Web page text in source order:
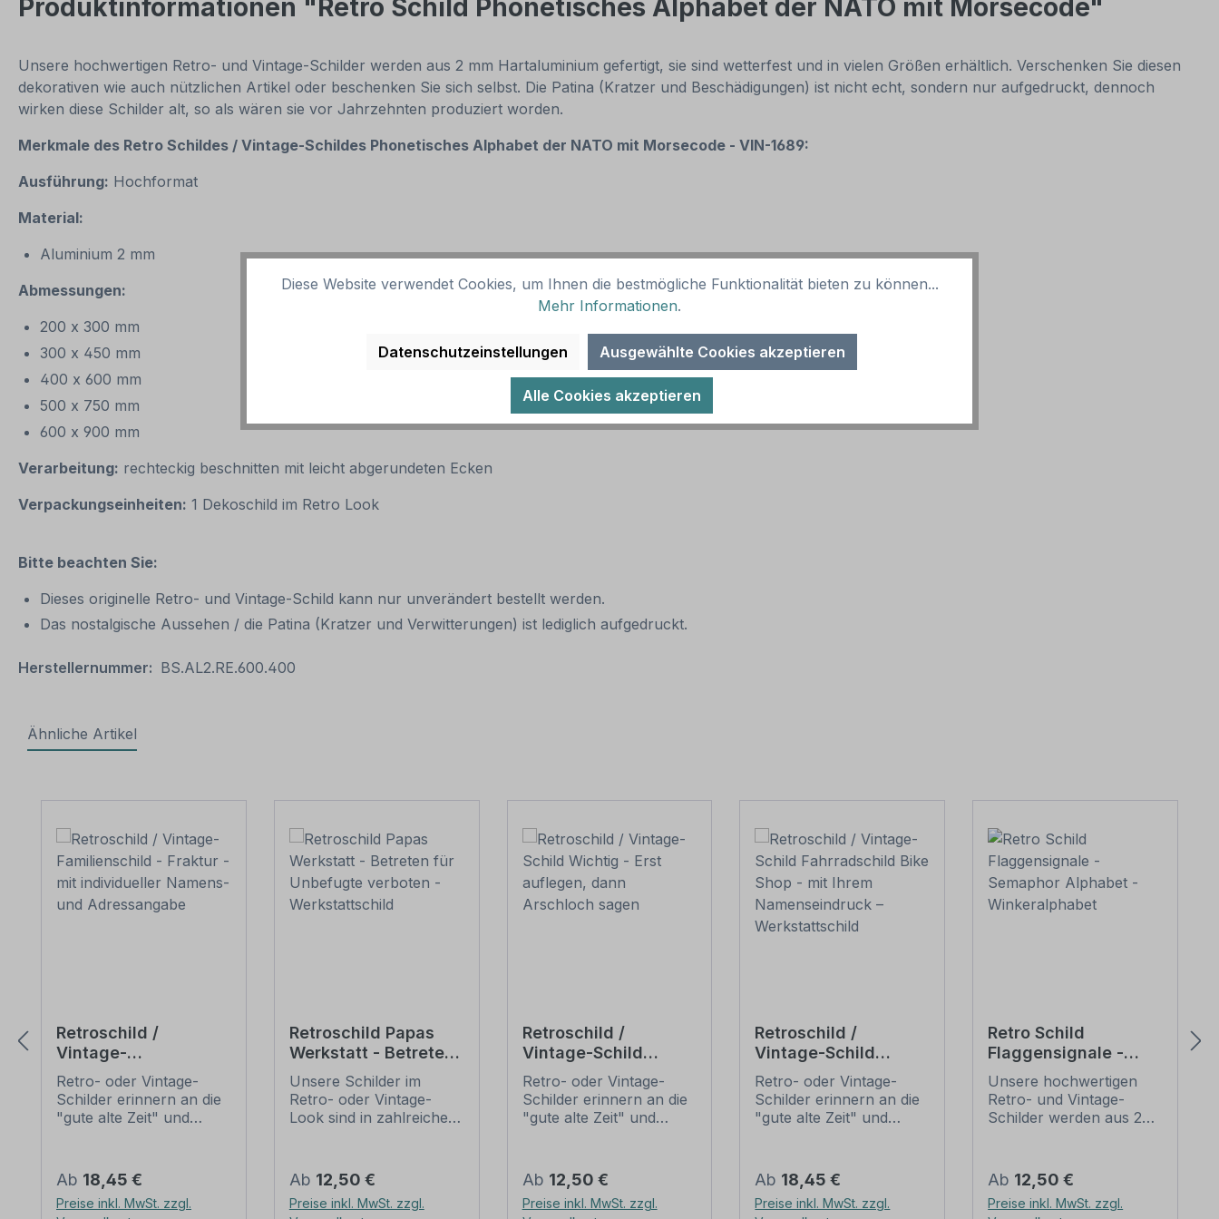
Produktinformationen "Retro Schild Phonetisches Alphabet der NATO mit Morsecode"
Unsere hochwertigen Retro- und Vintage-Schilder werden aus 2 mm Hartaluminium gefertigt, sie sind wetterfest und in vielen Größen erhältlich. Verschenken Sie diesen
dekorativen wie auch nützlichen Artikel oder beschenken Sie sich selbst. Die Patina (Kratzer und Beschädigungen) ist nicht echt, sondern nur aufgedruckt, dennoch
wirken diese Schilder alt, so als wären sie vor Jahrzehnten produziert worden.
Merkmale des Retro Schildes / Vintage-Schildes Phonetisches Alphabet der NATO mit Morsecode - VIN-1689:
Ausführung: Hochformat
Material:
Aluminium 2 mm
Abmessungen:
200 x 300 mm
300 x 450 mm
400 x 600 mm
500 x 750 mm
600 x 900 mm
Verarbeitung: rechteckig beschnitten mit leicht abgerundeten Ecken
Verpackungseinheiten: 1 Dekoschild im Retro Look
Bitte beachten Sie:
Dieses originelle Retro- und Vintage-Schild kann nur unverändert bestellt werden.
Das nostalgische Aussehen / die Patina (Kratzer und Verwitterungen) ist lediglich aufgedruckt.
Herstellernummer: BS.AL2.RE.600.400
Ähnliche Artikel
Retroschild /
Vintage-
Familienschild -
Fraktur - mit
individueller
Retro- oder Vintage-
Schilder erinnern an die
"gute alte Zeit" und
großer Beliebheit. Sind
diese Schilder im Original
nur schwer und häufig
Regulärer Preis:
Ab 18,45 €
Preise inkl. MwSt. zzgl.
Retroschild Papas
Werkstatt - Betreten
für Unbefugte
verboten -
Werkstattschild
Unsere Schilder im
Retro- oder Vintage-
Look sind in zahlreichen
Textinhalten, die je nach
Artikel individuallisiert
werden können. Die
Regulärer Preis:
Ab 12,50 €
Preise inkl. MwSt. zzgl.
Retroschild /
Vintage-Schild
Wichtig - Erst
auflegen, dann
Arschloch sagen
Retro- oder Vintage-
Schilder erinnern an die
"gute alte Zeit" und
großer Beliebheit. Sind
diese Schilder im Original
nur schwer und häufig
Regulärer Preis:
Ab 12,50 €
Preise inkl. MwSt. zzgl.
Retroschild /
Vintage-Schild
Fahrradschild Bike
Shop - mit Ihrem
Namenseindruck –
Retro- oder Vintage-
Schilder erinnern an die
"gute alte Zeit" und
großer Beliebheit. Sind
diese Schilder im Original
nur schwer und häufig
Regulärer Preis:
Ab 18,45 €
Preise inkl. MwSt. zzgl.
Retro Schild
Flaggensignale -
Semaphor Alphabet -
Winkeralphabet
Unsere hochwertigen
Retro- und Vintage-
Schilder werden aus 2
wetterfest und in vielen
Größen erhältlich.
Verschenken Sie diesen
Regulärer Preis:
Ab 12,50 €
Preise inkl. MwSt. zzgl.
Diese Website verwendet Cookies, um Ihnen die bestmögliche Funktionalität bieten zu können...
Mehr Informationen.
Datenschutzeinstellungen Ausgewählte Cookies akzeptieren
Alle Cookies akzeptieren